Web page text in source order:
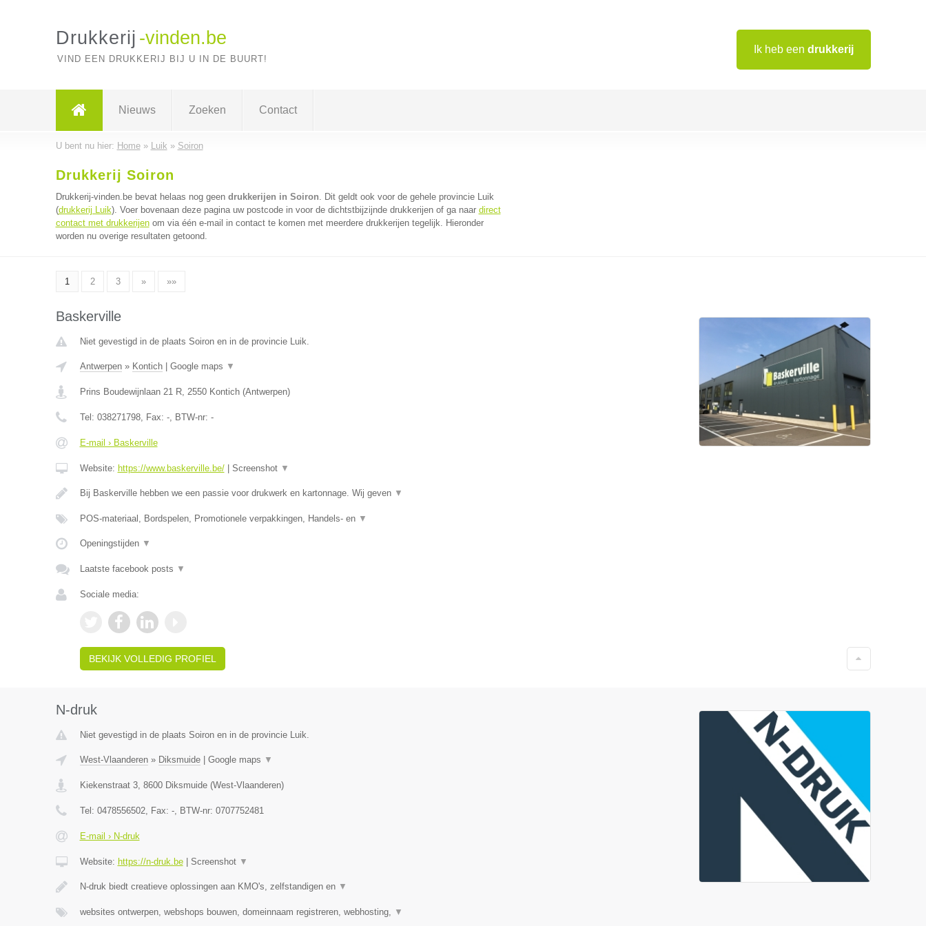
Ik heb een drukkerij
Drukkerij -vinden.be
VIND EEN DRUKKERIJ BIJ U IN DE BUURT!
Nieuws Zoeken Contact
U bent nu hier: Home» Luik » Soiron
Drukkerij Soiron
Drukkerij-vinden.be bevat helaas nog geen drukkerijen in Soiron. Dit geldt ook voor de gehele provincie Luik
(drukkerij Luik). Voer bovenaan deze pagina uw postcode in voor de dichtstbijzijnde drukkerijen of ga naar direct
contact met drukkerijenom via één e-mail in contact te komen met meerdere drukkerijen tegelijk. Hieronder
worden nu overige resultaten getoond.
1 2 3 » »»
Baskerville
Niet gevestigd in de plaats Soiron en in de provincie Luik.
Antwerpen» Kontich| Google maps ▼
Prins Boudewijnlaan 21 R, 2550 Kontich(Antwerpen)
Tel: 038271798, Fax: -, BTW-nr: -
E-mail › Baskerville
Website: https://www.baskerville.be/| Screenshot ▼
Bij Baskerville hebben we een passie voor drukwerk en kartonnage. Wij geven ▼
POS-materiaal, Bordspelen, Promotionele verpakkingen, Handels- en ▼
Openingstijden ▼
Laatste facebook posts ▼
Sociale media:
BEKIJK VOLLEDIG PROFIEL
N-druk
Niet gevestigd in de plaats Soiron en in de provincie Luik.
West-Vlaanderen» Diksmuide| Google maps ▼
Kiekenstraat 3, 8600 Diksmuide(West-Vlaanderen)
Tel: 0478556502, Fax: -, BTW-nr: 0707752481
E-mail › N-druk
Website: https://n-druk.be| Screenshot ▼
N-druk biedt creatieve oplossingen aan KMO's, zelfstandigen en ▼
websites ontwerpen, webshops bouwen, domeinnaam registreren, webhosting, ▼